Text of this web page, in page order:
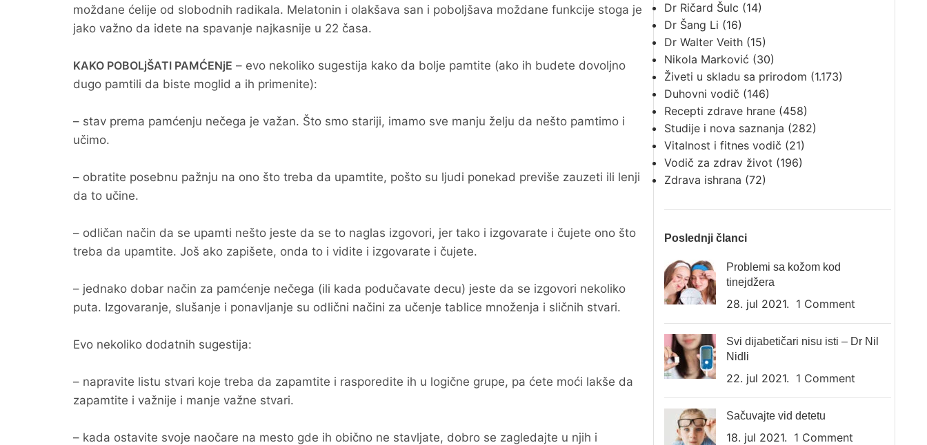
Dr Ričard Šulc (14)
Dr Šang Li (16)
Dr Walter Veith(15)
Nikola Marković (30)
Živeti u skladu sa prirodom (1.173)
Duhovni vodič (146)
Recepti zdrave hrane(458)
Studije i nova saznanja (282)
Vitalnost i fitnes vodič (21)
Vodič za zdrav život (196)
Zdrava ishrana (72)
Poslednji članci
Problemi sa kožom kod
tinejdžera
28. jul 2021. 1 Comment
Svi dijabetičari nisu isti – Dr Nil
Nidli
22. jul 2021. 1 Comment
Sačuvajte vid detetu
18. jul 2021. 1 Comment
moždane ćelije od slobodnih radikala. Melatonin i olakšava san i poboljšava moždane funkcije stoga je
jako važno da idete na spavanje najkasnije u 22 časa.
KAKO POBOLjŠATI PAMĆENjE – evo nekoliko sugestija kako da bolje pamtite (ako ih budete dovoljno
dugo pamtili da biste moglid a ih primenite):
– stav prema pamćenju nečega je važan. Što smo stariji, imamo sve manju želju da nešto pamtimo i
učimo.
– obratite posebnu pažnju na ono što treba da upamtite, pošto su ljudi ponekad previše zauzeti ili lenji
da to učine.
– odličan način da se upamti nešto jeste da se to naglas izgovori, jer tako i izgovarate i čujete ono što
treba da upamtite. Još ako zapišete, onda to i vidite i izgovarate i čujete.
– jednako dobar način za pamćenje nečega (ili kada podučavate decu) jeste da se izgovori nekoliko
puta. Izgovaranje, slušanje i ponavljanje su odlični načini za učenje tablice množenja i sličnih stvari.
Evo nekoliko dodatnih sugestija:
– napravite listu stvari koje treba da zapamtite i rasporedite ih u logične grupe, pa ćete moći lakše da
zapamtite i važnije i manje važne stvari.
– kada ostavite svoje naočare na mesto gde ih obično ne stavljate, dobro se zagledajte u njih i